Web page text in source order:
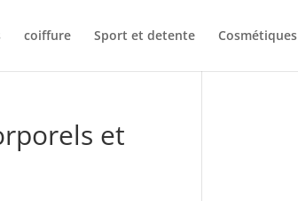
coiffure Sport et detente Cosmétiques
et